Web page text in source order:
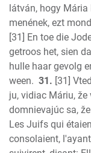
látván, hogy
menének, ezt
[31] En toe die
getroos het, sien
hulle haar gevolg
ween. 31. [31]
ju, vidiac Máriu,
domnievajúc sa,
Les Juifs qui
consolaient,